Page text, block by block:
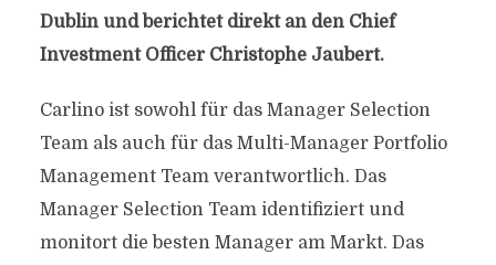
Dublin und berichtet direkt an den Chief
Investment Officer Christophe Jaubert.
Carlino ist sowohl für das Manager Selection
Team als auch für das Multi-Manager Portfolio
Management Team verantwortlich. Das
Manager Selection Team identifiziert und
monitort die besten Manager am Markt. Das